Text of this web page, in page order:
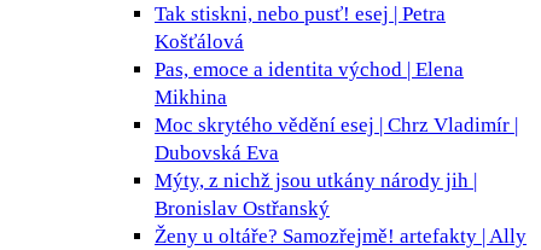
Tak stiskni, nebo pusť! esej | Petra
Košťálová
Pas, emoce a identita východ | Elena
Mikhina
Moc skrytého vědění esej | Chrz Vladimír |
Dubovská Eva
Mýty, z nichž jsou utkány národy jih |
Bronislav Ostřanský
Ženy u oltáře? Samozřejmě! artefakty | Ally